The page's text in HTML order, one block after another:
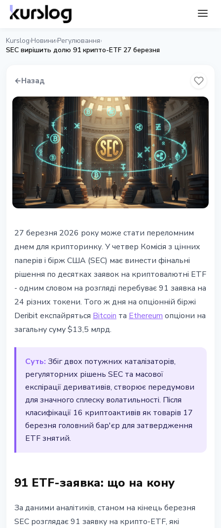
Kurslog›Новини›Регулювання›
SEC вирішить долю 91 крипто-ETF 27 березня
←Назад
SEC вирішить долю 91 крипто-
ETF 27 березня - $13,5 млрд
опціонів експайряться
24 березня 2026 р. 3 хв читання
Наталія Дорофєєва
27 березня 2026 року може стати переломним
днем для крипторинку. У четвер Комісія з цінних
паперів і бірж США (SEC) має винести фінальні
рішення по десятках заявок на криптовалютні ETF
- одним словом на розгляді перебуває 91 заявка на
24 різних токени. Того ж дня на опціонній біржі
Deribit експайряться Bitcoin та Ethereumопціони на
загальну суму $13,5 млрд.
Суть: Збіг двох потужних каталізаторів,
регуляторних рішень SEC та масової
експірації деривативів, створює передумови
для значного сплеску волатильності. Після
класифікації 16 криптоактивів як товарів 17
березня головний бар'єр для затвердження
ETF знятий.
91 ETF-заявка: що на кону
За даними аналітиків, станом на кінець березня
SEC розглядає 91 заявку на крипто-ETF, які